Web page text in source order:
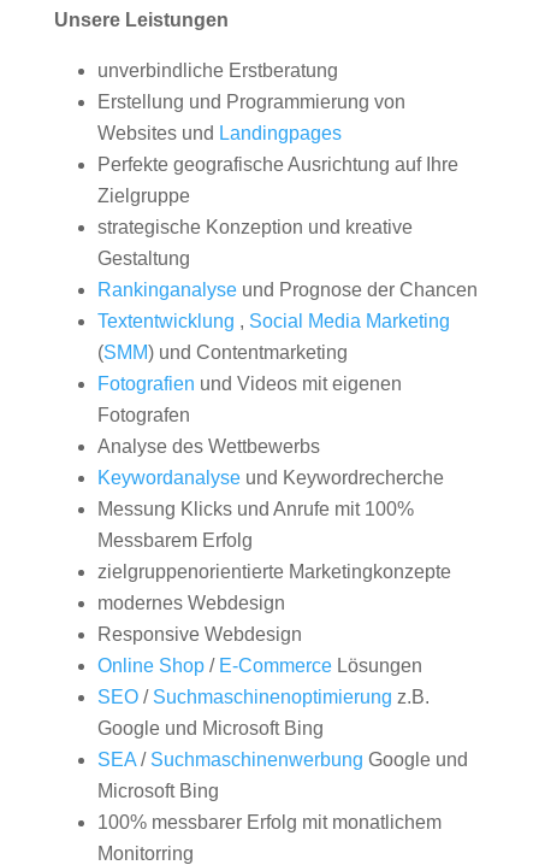
Unsere Leistungen
unverbindliche Erstberatung
Erstellung und Programmierung von
Websites und Landingpages
Perfekte geografische Ausrichtung auf Ihre
Zielgruppe
strategische Konzeption und kreative
Gestaltung
Rankinganalyseund Prognose der Chancen
Textentwicklung , Social Media Marketing
(SMM) und Contentmarketing
Fotografien und Videos mit eigenen
Fotografen
Analyse des Wettbewerbs
Keywordanalyseund Keywordrecherche
Messung Klicks und Anrufe mit 100%
Messbarem Erfolg
zielgruppenorientierte Marketingkonzepte
modernes Webdesign
Responsive Webdesign
Online Shop/ E-CommerceLösungen
SEO/ Suchmaschinenoptimierung z.B.
Google und Microsoft Bing
SEA/ Suchmaschinenwerbung Google und
Microsoft Bing
100% messbarer Erfolg mit monatlichem
Monitorring